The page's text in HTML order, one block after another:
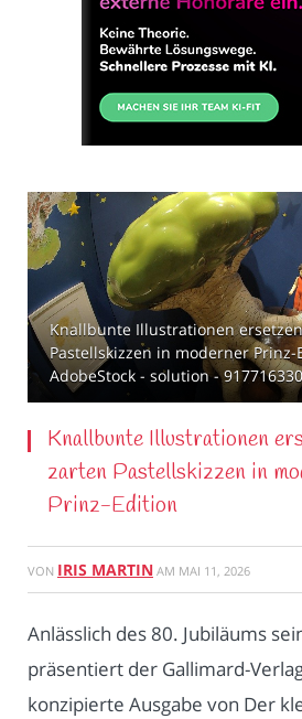
Knallbunte Illustrationen
Pastellskizzen in moderner Prinz-
AdobeStock - solution -
Knallbunte Illustrationen
zarten Pastellskizzen in
Prinz-Edition
VON IRIS MARTIN AM MAI 11, 2026
Anlässlich des 80. Jubiläums
präsentiert der Gallimard-
konzipierte Ausgabe von Der